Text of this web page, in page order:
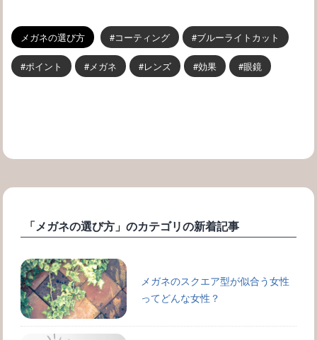
メガネの選び方 コーティング ブルーライトカット
ポイント メガネ レンズ 効果 眼鏡
「メガネの選び方」のカテゴリの新着記事
メガネのスクエア型が似合う女性
ってどんな女性？